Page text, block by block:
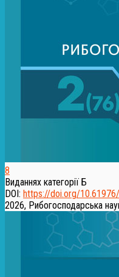
8
Виданнях категорії Б
DOI: https://doi.org/
2026, Рибогосподарська